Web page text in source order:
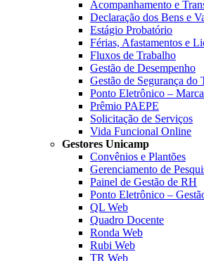
Acompanhamento e
Declaração dos Bens e
Estágio Probatório
Férias, Afastamentos e
Fluxos de Trabalho
Gestão de Desempenho
Gestão de Segurança do
Ponto Eletrônico –
Prêmio PAEPE
Solicitação de Serviços
Vida Funcional Online
Gestores Unicamp
Convênios e Plantões
Gerenciamento de
Painel de Gestão de RH
Ponto Eletrônico –
QL Web
Quadro Docente
Ronda Web
Rubi Web
TR Web